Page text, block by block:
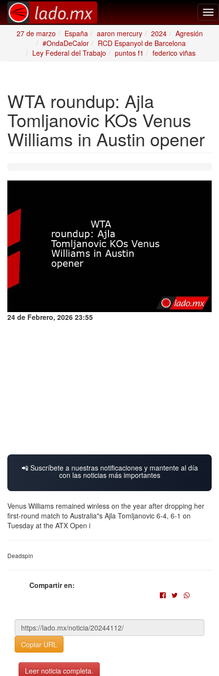
27 de marzo
España aaron mercury 2024
Agresión
#OndaDeCalor
RCD Espanyol de Barcelona
Ley Federal del Trabajo
puntos f1 federico viñas
WTA roundup: Ajla
Tomljanovic KOs Venus
Williams in Austin opener
24 de Febrero, 2026 23:55
📲 Suscríbete a nuestras notificaciones y mantente al día
con las noticias más importantes
Venus Williams remained winless on the year after dropping her
first-round match to Australia"s Ajla Tomljanovic 6-4, 6-1 on
Tuesday at the ATX Open i
Deadspin
Compartir en:
Copiar URL
Leer noticia completa.